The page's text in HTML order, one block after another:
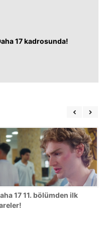
17 kadrosunda!
17 11. bölümden ilk